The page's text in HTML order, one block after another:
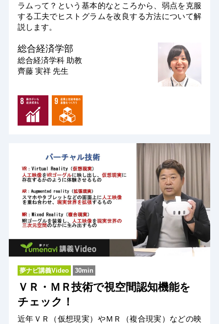
ラムって？という基本的なところから、弱点を克服
する工夫でヒストグラムを改良する方法について解
説します。
総合経済学部
総合経済学科 助教
齊藤 実祥 先生
夢ナビ講義Video 30min
ＶＲ・ＭＲ技術で視空間認知機能を
チェック！
近年ＶＲ（仮想現実）やＭＲ（複合現実）などの映